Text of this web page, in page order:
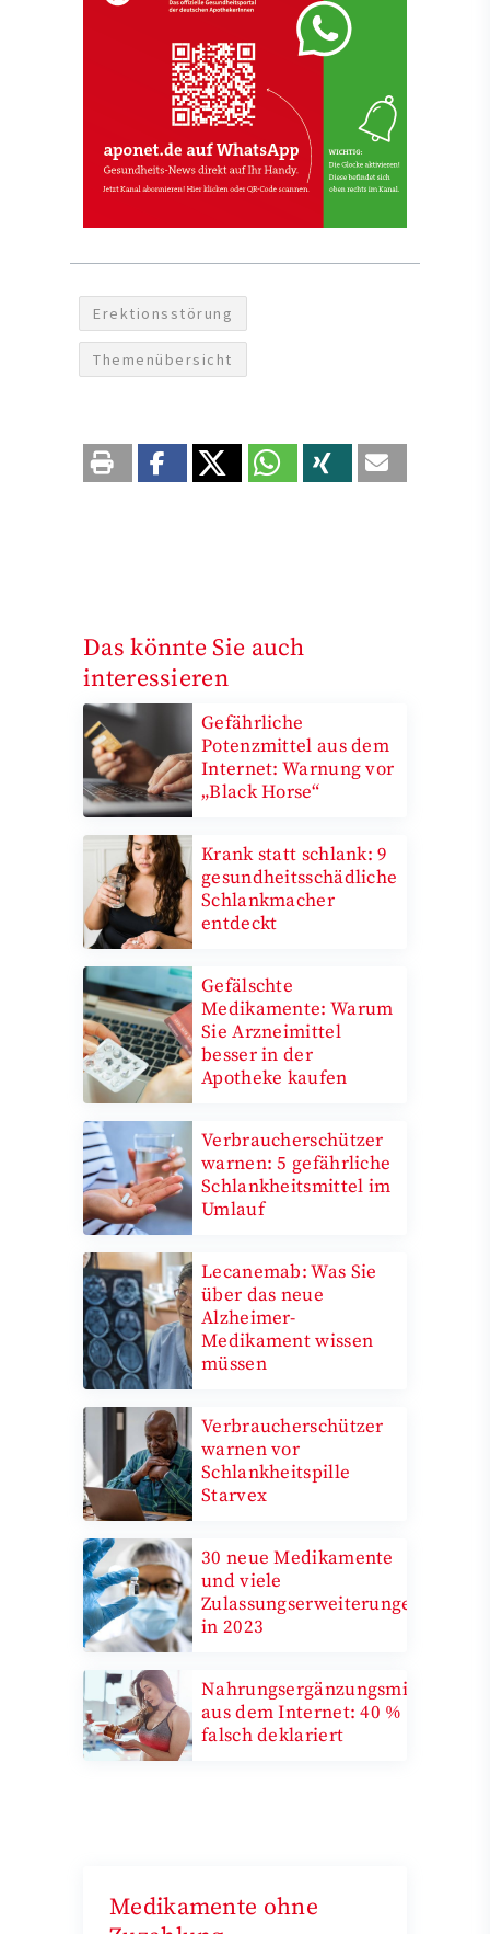
Erektionsstörung
Themenübersicht
Das könnte Sie auch
interessieren
Gefährliche
Potenzmittel aus dem
Internet: Warnung vor
„Black Horse“
Krank statt schlank: 9
gesundheitsschädliche
Schlankmacher
entdeckt
Gefälschte
Medikamente: Warum
Sie Arzneimittel
besser in der
Apotheke kaufen
Verbraucherschützer
warnen: 5 gefährliche
Schlankheitsmittel im
Umlauf
Lecanemab: Was Sie
über das neue
Alzheimer-
Medikament wissen
müssen
Verbraucherschützer
warnen vor
Schlankheitspille
Starvex
30 neue Medikamente
und viele
Zulassungserweiterungen
in 2023
Nahrungsergänzungsmittel
aus dem Internet: 40 %
falsch deklariert
Medikamente ohne